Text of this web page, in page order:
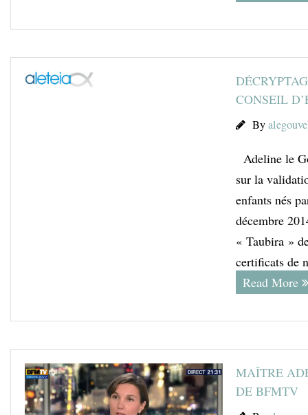
CONSEIL
By
Adeline le
sur la
enfants nés
décembre
« Taubira »
certificats de
Read More
MAÎTRE
DE BFMTV